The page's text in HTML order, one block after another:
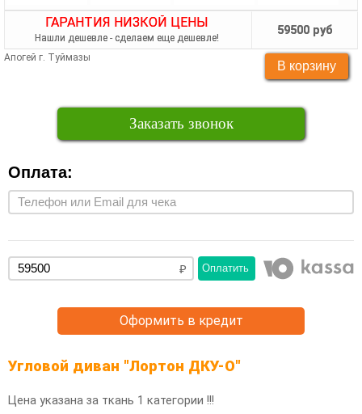
ГАРАНТИЯ НИЗКОЙ ЦЕНЫ
Нашли дешевле - сделаем еще дешевле!
59500 руб
Апогей г. Туймазы
Заказать звонок
Оплата:
Оплатить
Оформить в кредит
Угловой диван "Лортон ДКУ-О"
Цена указана за ткань 1 категории !!!